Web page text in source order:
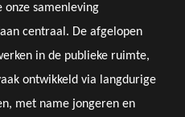
onze samenleving
centraal. De afgelopen
in de publieke ruimte,
ontwikkeld via langdurige
met name jongeren en